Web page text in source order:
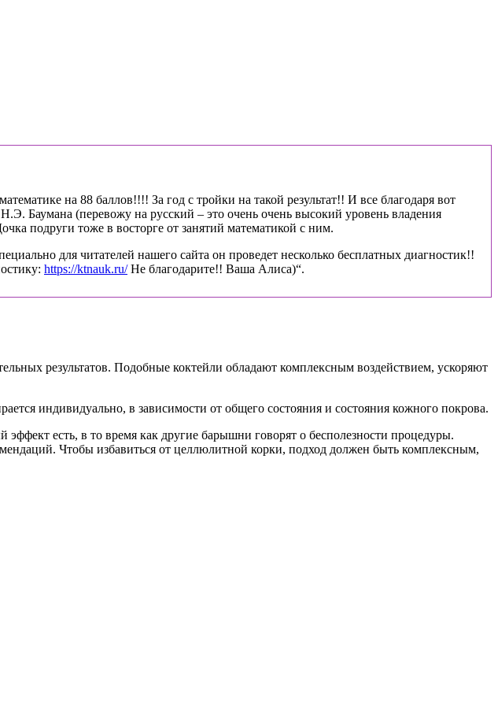
на 88 баллов!!!! За год с тройки на такой результат!! И все благодаря вот
Баумана (перевожу на русский – это очень очень высокий уровень владения
подруги тоже в восторге от занятий математикой с ним.
для читателей нашего сайта он проведет несколько бесплатных диагностик!!
https://ktnauk.ru/Не благодарите!! Ваша Алиса)“.
результатов. Подобные коктейли обладают комплексным воздействием, ускоряют
индивидуально, в зависимости от общего состояния и состояния кожного покрова.
есть, в то время как другие барышни говорят о бесполезности процедуры.
Чтобы избавиться от целлюлитной корки, подход должен быть комплексным,